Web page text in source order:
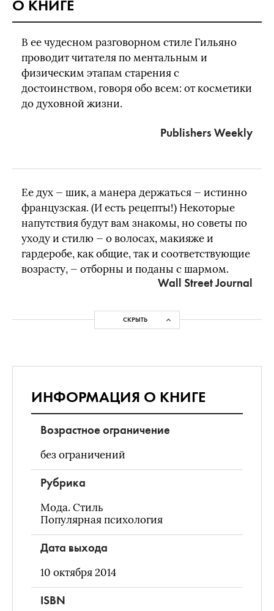
О КНИГЕ
В ее чудесном разговорном стиле Гильяно
проводит читателя по ментальным и
физическим этапам старения с
достоинством, говоря обо всем: от косметики
до духовной жизни.
Publishers Weekly
Ее дух — шик, а манера держаться — истинно
французская. (И есть рецепты!) Некоторые
напутствия будут вам знакомы, но советы по
уходу и стилю — о волосах, макияже и
гардеробе, как общие, так и соответствующие
возрасту, — отборны и поданы с шармом.
Wall Street Journal
СКРЫТЬ
ИНФОРМАЦИЯ О КНИГЕ
Возрастное ограничение
без ограничений
Рубрика
Мода. Стиль
Популярная психология
Дата выхода
10 октября 2014
ISBN